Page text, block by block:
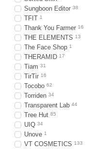
Sungboon Editor 38
TFIT 1
Thank You Farmer 16
THE ELEMENTS 13
The Face Shop 1
THERAMID 17
Tiam 31
TirTir 16
Tocobo 62
Torriden 34
Transparent Lab 44
Tree Hut 85
UIQ 34
Unove 1
VT COSMETICS 133